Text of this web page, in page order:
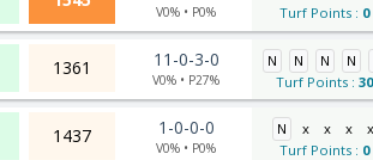
V0% • P0%
Turf Points : 0
1361 11-0-3-0
V0% • P27%
N N N N
Turf Points : 30
1437 1-0-0-0
V0% • P0%
N x x x
x
Turf Points : 0